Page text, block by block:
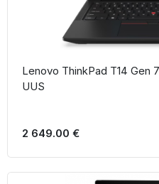
Lenovo ThinkPad T14 Gen
UUS
2 649.00 €